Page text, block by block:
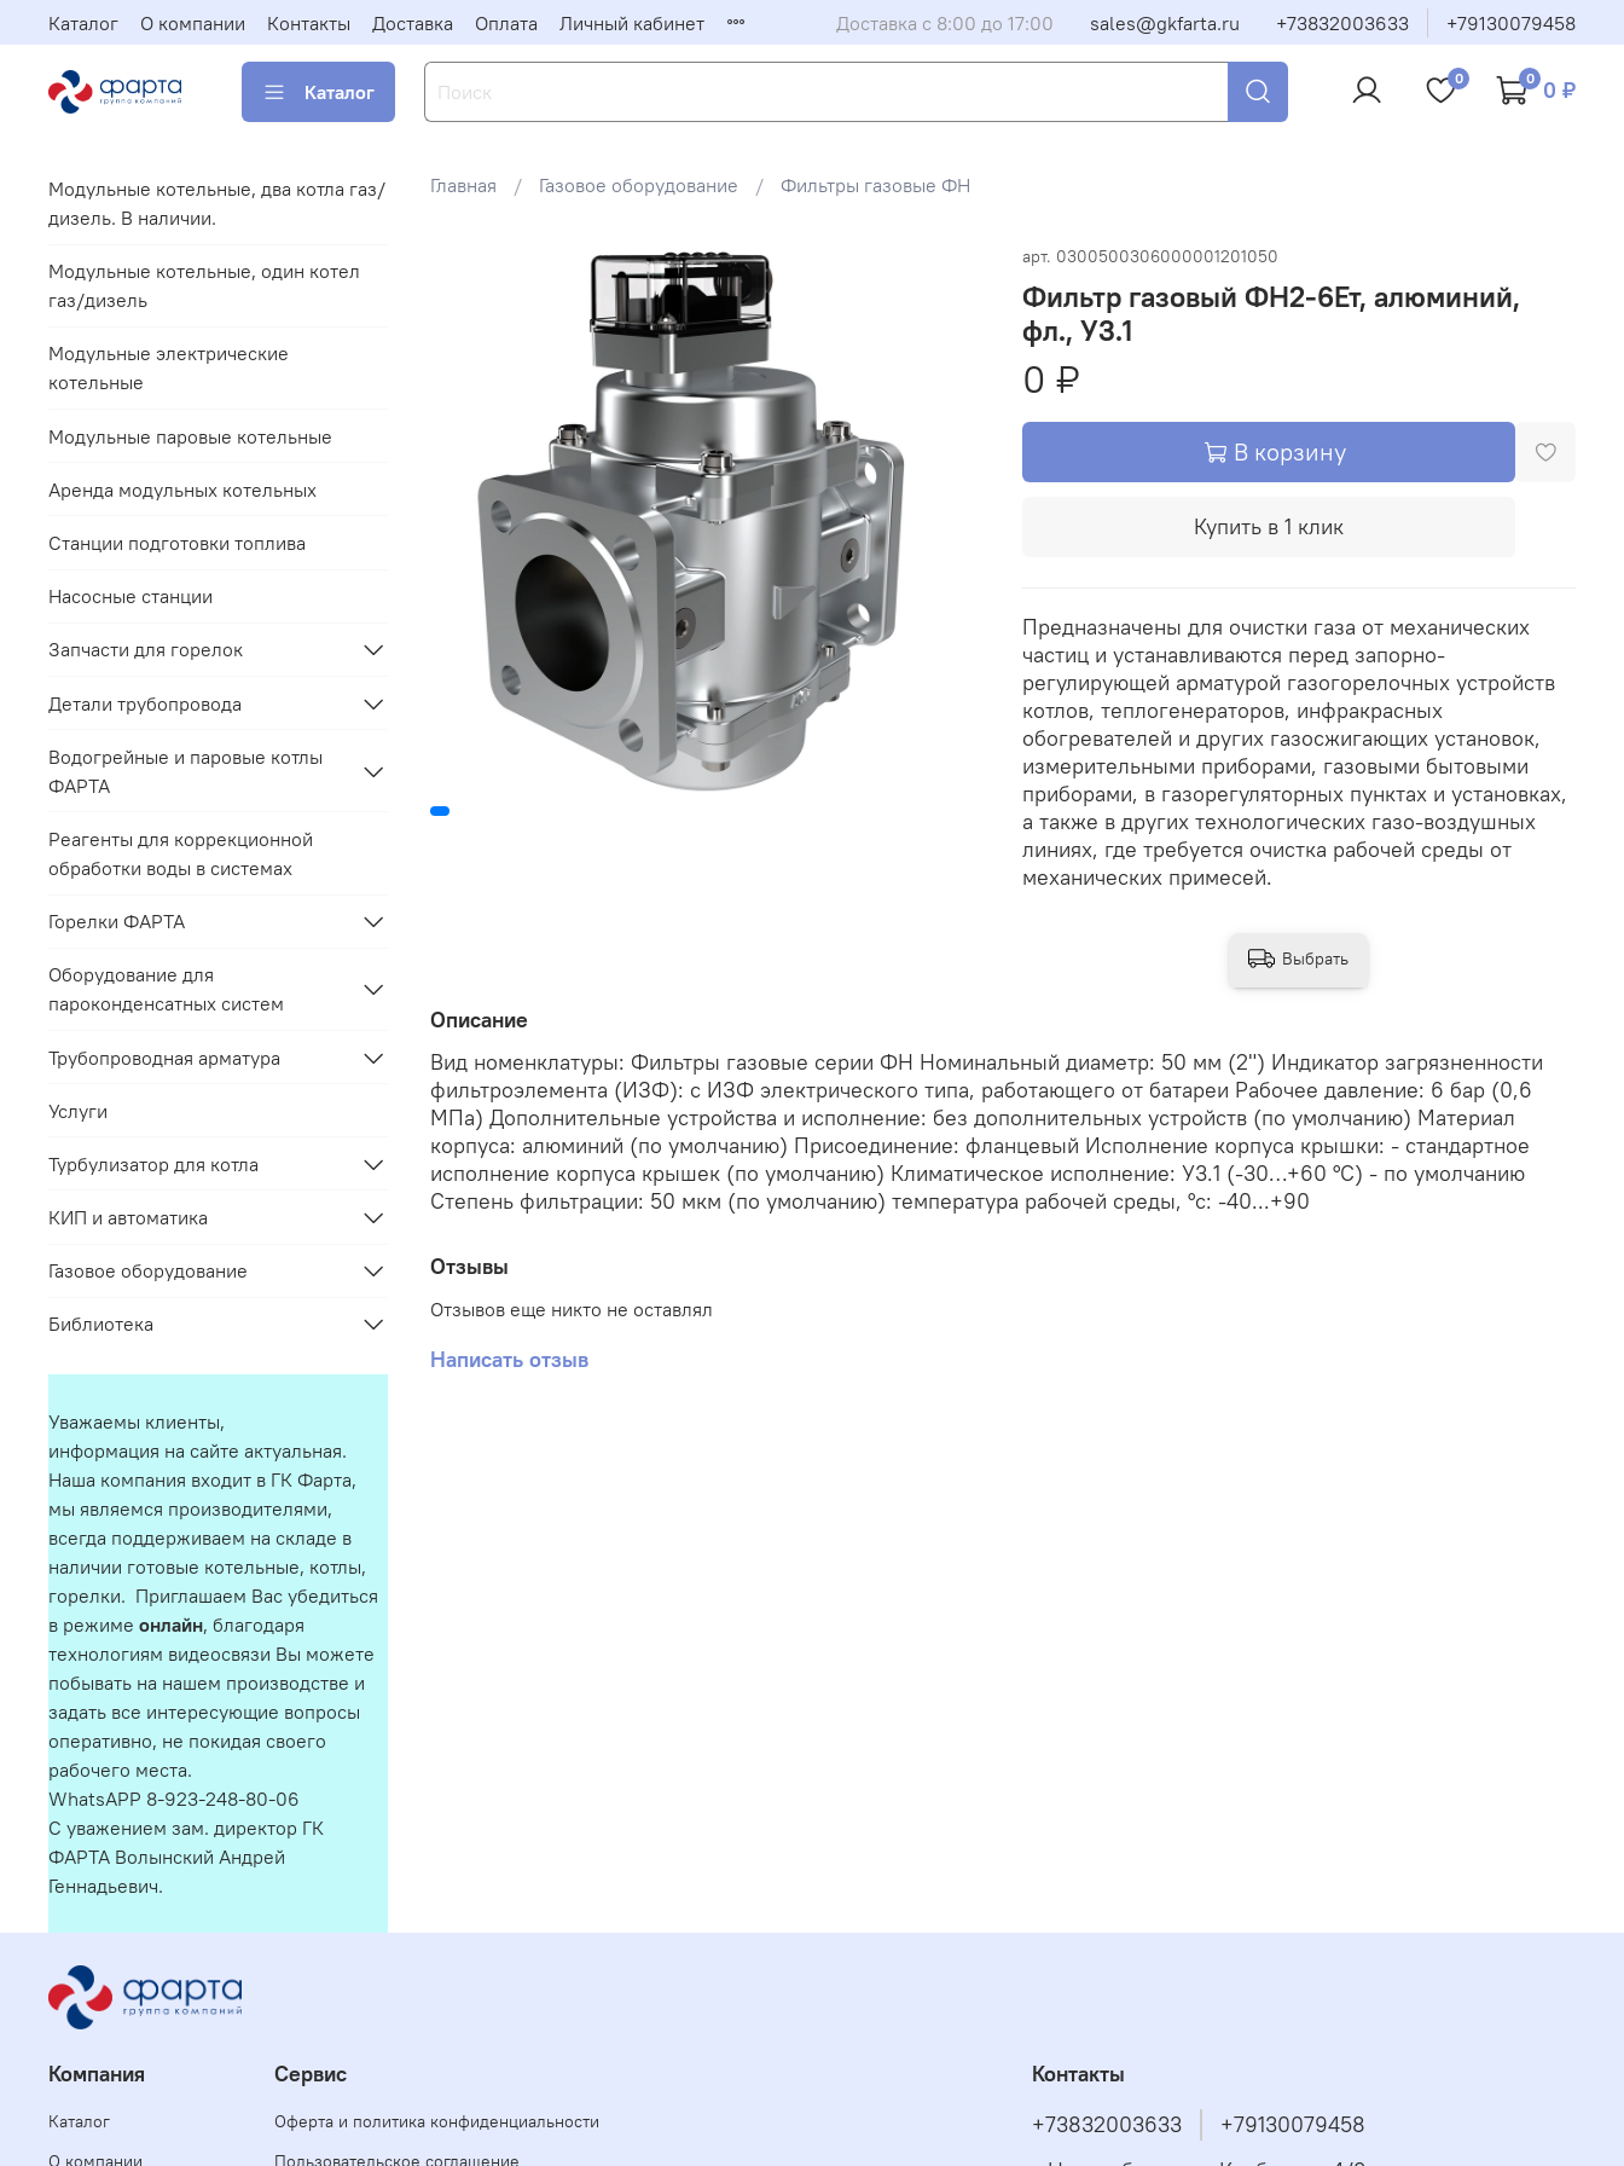
Каталог О компании Контакты Доставка Оплата Личный кабинет Доставка с 8:00 до 17:00 sales@gkfarta.ru +73832003633 +79130079458
Каталог
0 0 0 ₽
Главная Газовое оборудование Фильтры газовые ФН
арт. 0300500306000001201050
Фильтр газовый ФН2-6Ет, алюминий,
фл., У3.1
0 ₽
В корзину
Купить в 1 клик
Предназначены для очистки газа от механических
частиц и устанавливаются перед запорно-
регулирующей арматурой газогорелочных устройств
котлов, теплогенераторов, инфракрасных
обогревателей и других газосжигающих установок,
измерительными приборами, газовыми бытовыми
приборами, в газорегуляторных пунктах и установках,
а также в других технологических газо-воздушных
линиях, где требуется очистка рабочей среды от
механических примесей.
Описание
Вид номенклатуры: Фильтры газовые серии ФН Номинальный диаметр: 50 мм (2") Индикатор загрязненности
фильтроэлемента (ИЗФ): с ИЗФ электрического типа, работающего от батареи Рабочее давление: 6 бар (0,6
МПа) Дополнительные устройства и исполнение: без дополнительных устройств (по умолчанию) Материал
корпуса: алюминий (по умолчанию) Присоединение: фланцевый Исполнение корпуса крышки: - стандартное
исполнение корпуса крышек (по умолчанию) Климатическое исполнение: У3.1 (-30…+60 °С) - по умолчанию
Степень фильтрации: 50 мкм (по умолчанию) температура рабочей среды, °с: -40...+90
Отзывы
Отзывов еще никто не оставлял
Написать отзыв
Выбрать
Модульные котельные, два котла газ/
дизель. В наличии.
Модульные котельные, один котел
газ/дизель
Модульные электрические
котельные
Модульные паровые котельные
Аренда модульных котельных
Станции подготовки топлива
Насосные станции
Запчасти для горелок
Детали трубопровода
Водогрейные и паровые котлы
ФАРТА
Реагенты для коррекционной
обработки воды в системах
Горелки ФАРТА
Оборудование для
пароконденсатных систем
Трубопроводная арматура
Услуги
Турбулизатор для котла
КИП и автоматика
Газовое оборудование
Библиотека
Уважаемы клиенты,
информация на сайте актуальная.
Наша компания входит в ГК Фарта,
мы являемся производителями,
всегда поддерживаем на складе в
наличии готовые котельные, котлы,
горелки. Приглашаем Вас убедиться
в режиме онлайн, благодаря
технологиям видеосвязи Вы можете
побывать на нашем производстве и
задать все интересующие вопросы
оперативно, не покидая своего
рабочего места.
WhatsAPP 8-923-248-80-06
С уважением зам. директор ГК
ФАРТА Волынский Андрей
Геннадьевич.
Компания
Каталог
О компании
Сервис
Оферта и политика конфиденциальности
Пользовательское соглашение
Контакты
+73832003633
+79130079458